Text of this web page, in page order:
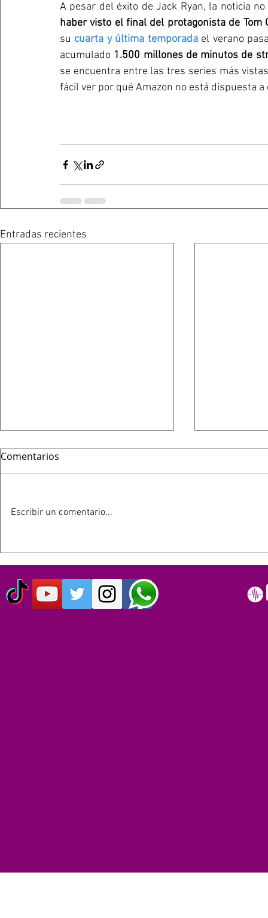
A pesar del éxito de Jack Ryan, la noticia
haber visto el final del protagonista de
su cuarta y última temporada el verano
acumulado 1.500 millones de minutos de
se encuentra entre las tres series más
fácil ver por qué Amazon no está dispuesta
Entradas recientes
CUMPLEN 40 AÑOS DEL LIVE
AID: EL EVENTO QUE
ORIGINO EL DÍA MUNDIAL
DEL ROCK
SIMPSON
Comentarios
Escribir un comentario...